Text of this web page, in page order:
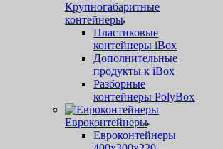
Крупногабаритные
контейнеры
Пластиковые
контейнеры iBox
Дополнительные
продукты к iBox
Разборные
контейнеры PolyBox
Евроконтейнеры
Евроконтейнеры